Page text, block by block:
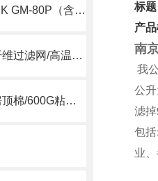
无尘室吸尘器，NILFISK GM-80P（含HEPA）
耐高温过滤棉/耐高温纤维过滤网/高温合成纤维滤棉
顶棚过滤棉/家具喷漆房顶棉/600G粘性过滤棉
标
产
南
我
公
滤掉
包括
业